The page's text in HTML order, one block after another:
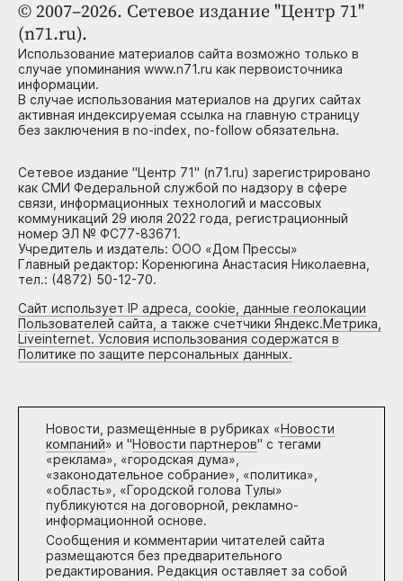
© 2007–2026. Сетевое издание "Центр 71"
(n71.ru).
Использование материалов сайта возможно только в
случае упоминания www.n71.ru как первоисточника
информации.
В случае использования материалов на других сайтах
активная индексируемая ссылка на главную страницу
без заключения в no-index, no-follow обязательна.
Сетевое издание "Центр 71" (n71.ru) зарегистрировано
как СМИ Федеральной службой по надзору в сфере
связи, информационных технологий и массовых
коммуникаций 29 июля 2022 года, регистрационный
номер ЭЛ № ФС77-83671.
Учредитель и издатель: ООО «Дом Прессы»
Главный редактор: Коренюгина Анастасия Николаевна,
тел.: (4872) 50-12-70.
Сайт использует IP адреса, cookie, данные геолокации
Пользователей сайта, а также счетчики Яндекс.Метрика,
Liveinternet. Условия использования содержатся в
Политике по защите персональных данных.
Новости, размещенные в рубриках «Новости
компаний» и "Новости партнеров" с тегами
«реклама», «городская дума»,
«законодательное собрание», «политика»,
«область», «Городской голова Тулы»
публикуются на договорной, рекламно-
информационной основе.
Сообщения и комментарии читателей сайта
размещаются без предварительного
редактирования. Редакция оставляет за собой